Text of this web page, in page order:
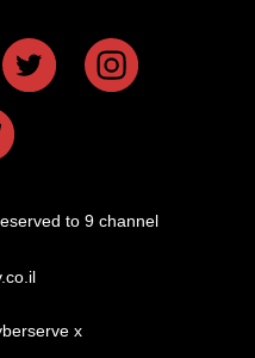
to 9 channel
x